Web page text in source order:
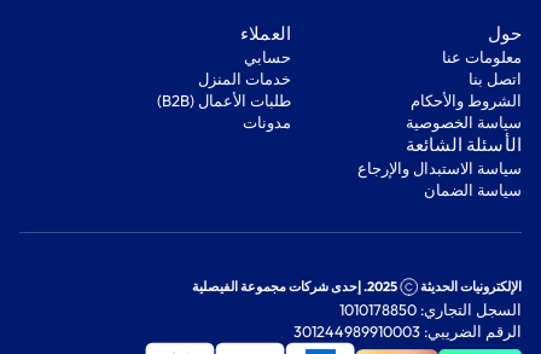
‫حول‬
معلومات عنا
اتصل بنا
‫الشروط والأحكام‬
‫سياسة الخصوصية‬
‫العملاء‬
‫حسابي‬
‫خدمات المنزل‬
‫طلبات الأعمال (B2B)‬
مدونات
‫الأسئلة الشائعة‬
‫سياسة الاستبدال والإرجاع‬
‫سياسة الضمان‬
الإلكترونيات الحديثة 2025. إحدى شركات مجموعة الفيصلية
السجل التجاري: 1010178850
الرقم الضريبي: 301244989910003